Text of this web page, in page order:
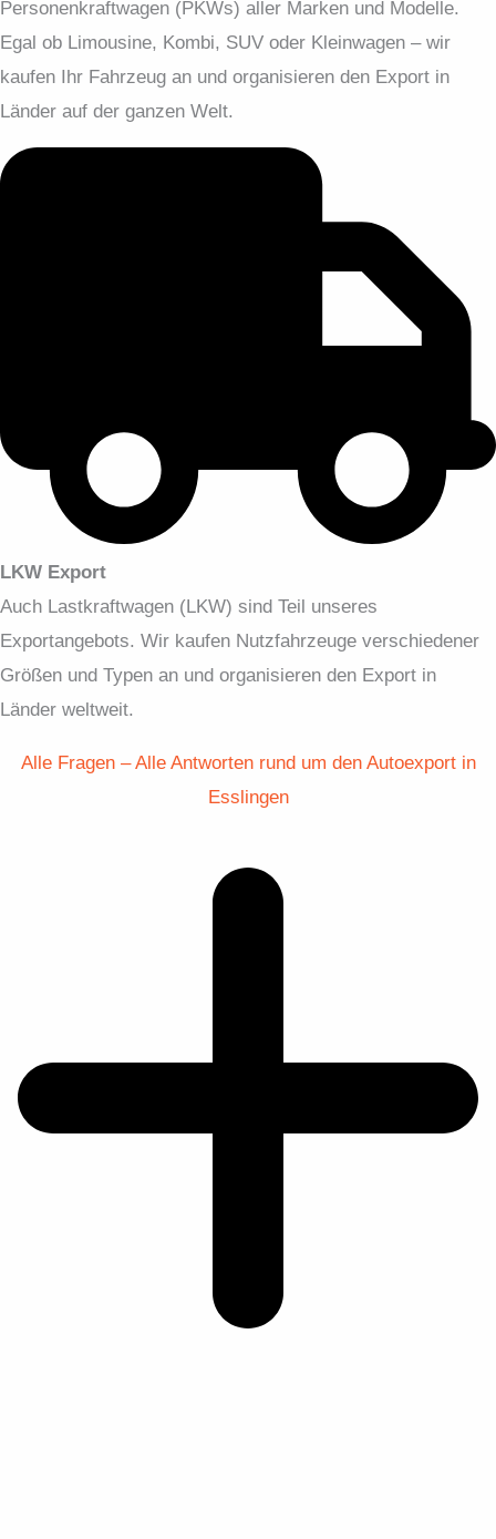
Personenkraftwagen (PKWs) aller Marken und Modelle.
Egal ob Limousine, Kombi, SUV oder Kleinwagen – wir
kaufen Ihr Fahrzeug an und organisieren den Export in
Länder auf der ganzen Welt.
LKW Export
Auch Lastkraftwagen (LKW) sind Teil unseres
Exportangebots. Wir kaufen Nutzfahrzeuge verschiedener
Größen und Typen an und organisieren den Export in
Länder weltweit.
Alle Fragen – Alle Antworten rund um den Autoexport in
Esslingen